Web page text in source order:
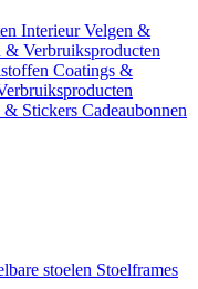
InterieurVelgen &
& Verbruiksproducten
Coatings &
& Stickers Cadeaubonnen
stoelen Stoelframes